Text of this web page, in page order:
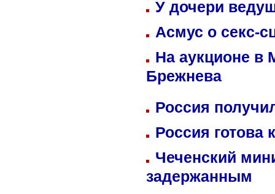
У дочери
Асмус о секс-
На аукционе в
Брежнева
Россия
Россия готова
Чеченский
задержанным